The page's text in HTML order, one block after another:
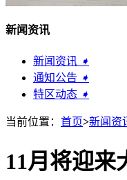
新闻资讯
新闻资讯 ➧
通知公告 ➧
特区动态 ➧
当前位置： 首页>新闻资
11月将迎来